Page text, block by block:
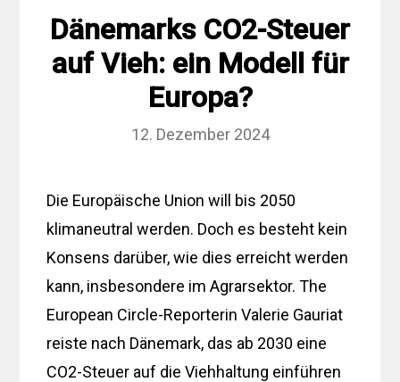
Dänemarks CO2-Steuer
auf Vieh: ein Modell für
Europa?
12. Dezember 2024
Die Europäische Union will bis 2050
klimaneutral werden. Doch es besteht kein
Konsens darüber, wie dies erreicht werden
kann, insbesondere im Agrarsektor. The
European Circle-Reporterin Valerie Gauriat
reiste nach Dänemark, das ab 2030 eine
CO2-Steuer auf die Viehhaltung einführen